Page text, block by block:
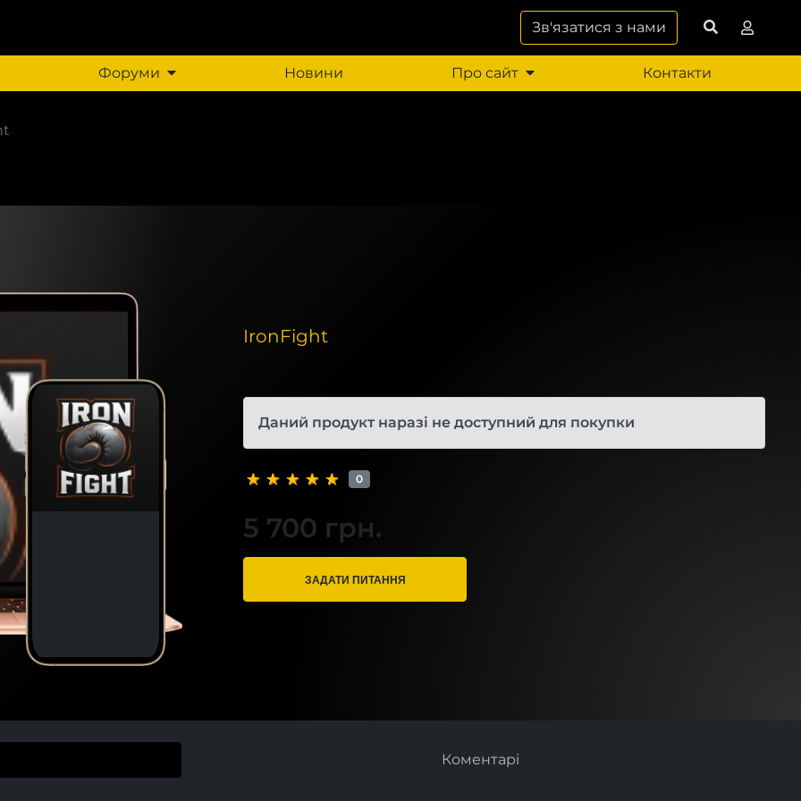
Зв'язатися з нами
Форуми Новини Про сайт Контакти
IronFight
Даний продукт наразі не доступний для покупки
0
5 700 грн.
ЗАДАТИ ПИТАННЯ
Коментарі